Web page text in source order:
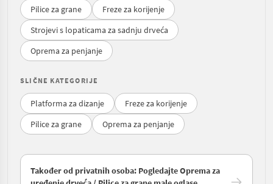
Pilice za grane
Freze za korijenje
Strojevi s lopaticama za sadnju drveća
Oprema za penjanje
SLIČNE KATEGORIJE
Platforma za dizanje
Freze za korijenje
Pilice za grane
Oprema za penjanje
Također od privatnih osoba: Pogledajte Oprema za